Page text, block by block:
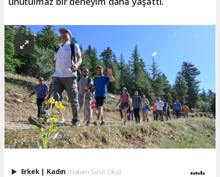
Erkek Kadın (Haberi Sesli Oku)